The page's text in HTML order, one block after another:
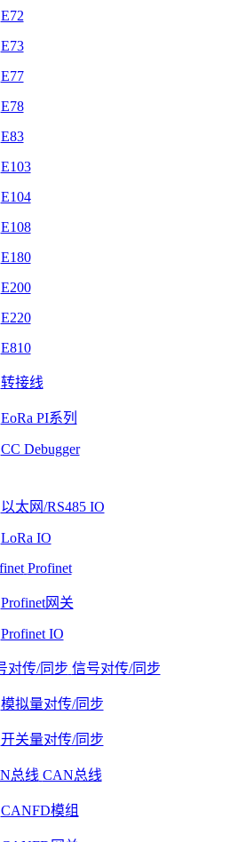
E72
E73
E77
E78
E83
E103
E104
E108
E180
E200
E220
E810
转接线
EoRa PI系列
CC Debugger
以太网/RS485 IO
LoRa IO
Profinet
Profinet网关
Profinet IO
信号对传/同步
模拟量对传/同步
开关量对传/同步
CAN总线
CANFD模组